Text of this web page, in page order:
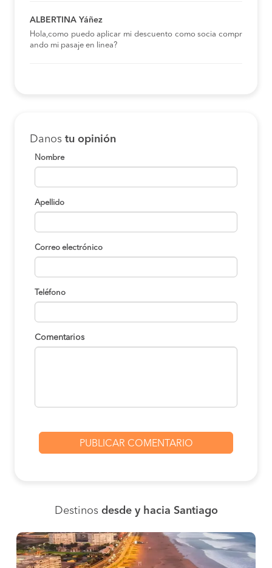
ALBERTINA Yáñez
Hola,como puedo aplicar mi descuento como socia compr
ando mi pasaje en linea?
Danos tu opinión
Nombre
Apellido
Correo electrónico
Teléfono
Comentarios
Destinos desde y hacia Santiago